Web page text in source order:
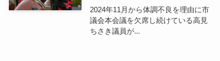
2024年11月から体調不良を理由に市
議会本会議を欠席し続けている高見
ちさき議員が...